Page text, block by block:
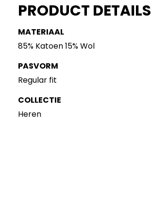
PRODUCT DETAILS
MATERIAAL
85% Katoen 15% Wol
PASVORM
Regular fit
COLLECTIE
Heren